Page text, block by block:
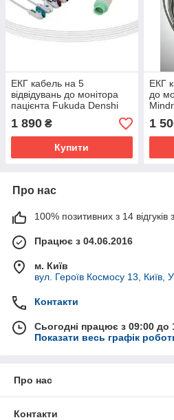
ЕКГ кабель на 5
відвідувань до монітора
пацієнта Fukuda Denshi
DS-7100
1 890 ₴
Купити
ЕКГ
до
ePM,
1
Про нас
100% позитивних з 14 відгуків
Працює з 04.06.2016
м. Київ
вул. Героїв Космосу 13, Київ,
Контакти
Сьогодні працює з 09:00 до
Показати весь графік
Про нас
Контакти